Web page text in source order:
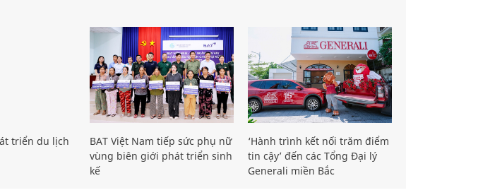
triển du lịch
BAT Việt Nam tiếp sức phụ nữ
vùng biên giới phát triển sinh
kế
‘Hành trình kết nối trăm điểm
tin cậy’ đến các Tổng Đại lý
Generali miền Bắc